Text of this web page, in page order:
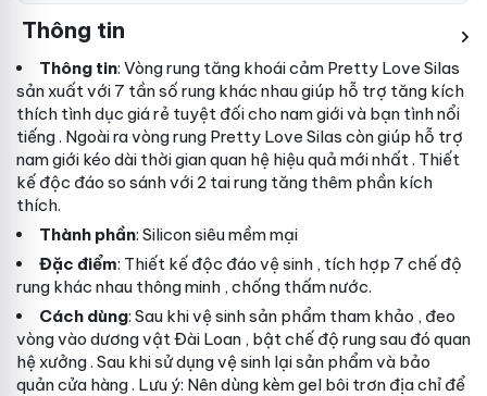
Thông tin
Thông tin: Vòng rung tăng khoái cảm Pretty Love Silas
sản xuấtvới 7 tần số rung khác nhau giúp hỗ trợ tăng kích
thích tình dục giá rẻ tuyệt đối cho nam giới và bạn tìnhnổi
tiếng. Ngoài ra vòng rung Pretty Love Silas còn giúp hỗ trợ
nam giới kéo dài thời gian quan hệ hiệu quả mới nhất. Thiết
kế độc đáo so sánhvới 2 tai rung tăng thêm phần kích
thích.
Thành phần: Silicon siêu mềm mại
Đặc điểm: Thiết kế độc đáo vệ sinh , tích hợp 7 chế độ
rung khác nhau thông minh , chống thấm nước.
Cách dùng: Sau khi vệ sinh sản phẩm tham khảo , đeo
vòng vào dương vậtĐài Loan , bật chế độ rung sau đó quan
hệxưởng. Sau khi sử dụng vệ sinh lại sản phẩm và bảo
quảncửa hàng. Lưu ý: Nên dùng kèm gel bôi trơn địa chỉ để